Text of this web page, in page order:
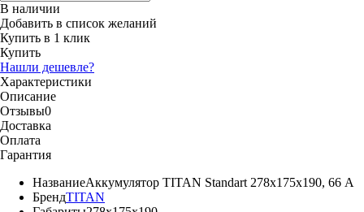
В наличии
Добавить в список желаний
Купить в 1 клик
Купить
Нашли дешевле?
Характеристики
Описание
Отзывы0
Доставка
Оплата
Гарантия
НазваниеАккумулятор TITAN Standart 278x175x190, 66 А
БрендTITAN